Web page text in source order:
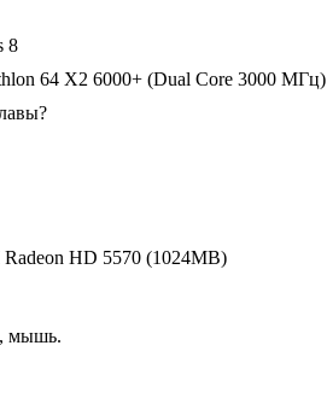
8
64 X2 6000+ (Dual Core 3000 МГц)
HD 5570 (1024MB)
мышь.